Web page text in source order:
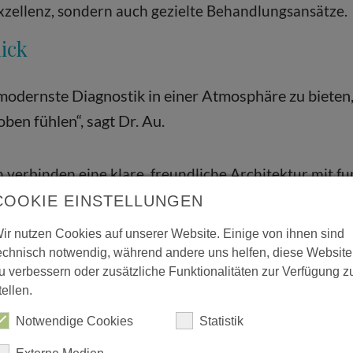
sondern auch gezielte Behandlungsansätze.
Diagnostik in einer Atmosphäre zu
fühlen“, sagt Dr. Au.
verbinden eine klare, freundliche Architektur mit
und Patienten von kurzen Wegen, angenehmen
und die Region
ist das Diagnostikzentrum Wolfsburg
Region ein wichtiger Partner in der modernen
schnell verfügbare Befunde setzen –
EINSTELLUNGEN
nutzen Cookies auf unserer Website. Einige von ihnen sind
notwendig, während andere uns helfen, diese Website
verbessern oder zusätzliche Funktionalitäten zur Verfügung
Notwendige Cookies Statistik